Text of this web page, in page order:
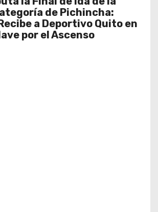
de Pichincha:
a Deportivo Quito en
por el Ascenso